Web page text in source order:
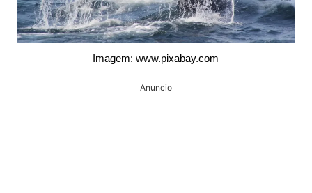
Imagem: www.pixabay.com
Anuncio